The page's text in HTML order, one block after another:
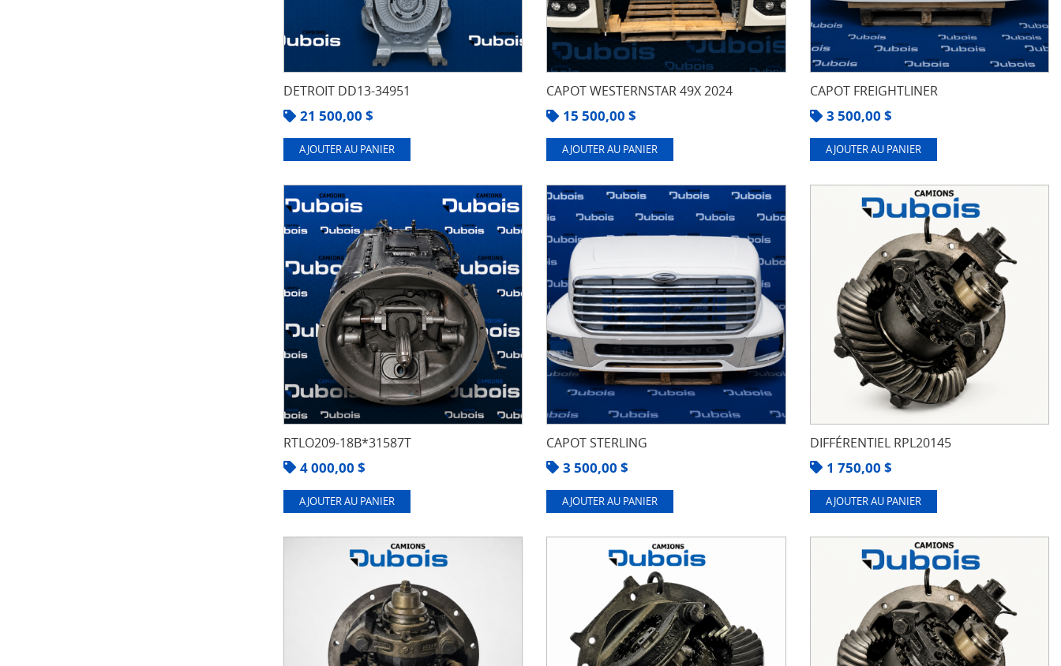
DETROIT DD13-34951
21 500,00 $
AJOUTER AU PANIER
CAPOT WESTERNSTAR 49X 2024
15 500,00 $
AJOUTER AU PANIER
CAPOT FREIGHTLINER
3 500,00 $
AJOUTER AU PANIER
RTLO209-18B*31587T
4 000,00 $
AJOUTER AU PANIER
CAPOT STERLING
3 500,00 $
AJOUTER AU PANIER
DIFFÉRENTIEL RPL20145
1 750,00 $
AJOUTER AU PANIER